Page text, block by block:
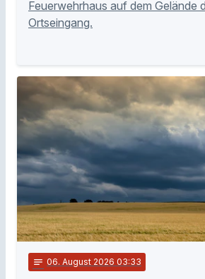
Feuerwehrhaus auf dem Gelände
Ortseingang.
notes 06. August 2026 03:33